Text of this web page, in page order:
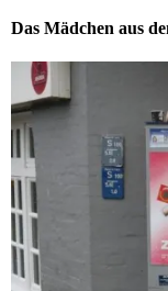
Das Mädchen aus